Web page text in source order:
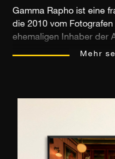
Gamma Rapho ist eine
die 2010 vom
ehemaligen Inhaber der
gegründet wurde. Mit
vertreibt die Archive
Robert Doisneau, Willy
Mehr